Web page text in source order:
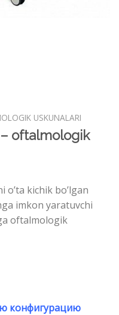
USKUNALARI
– oftalmologik
kichik bo’lgan
imkon yaratuvchi
oftalmologik
конфигурацию